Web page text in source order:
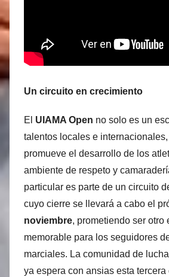
Un circuito en crecimiento
El UIAMA Open no solo es un
talentos locales e
promueve el desarrollo de los
ambiente de respeto y
particular es parte de un circuito
cuyo cierre se llevará a cabo el
noviembre, prometiendo ser otro
memorable para los seguidores
marciales. La comunidad de
ya espera con ansias esta